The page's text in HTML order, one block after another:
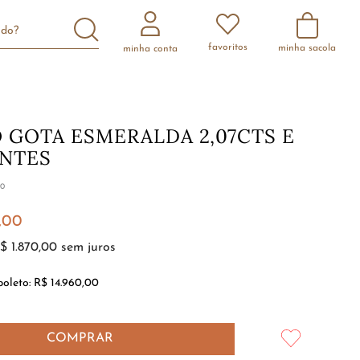
minha conta favoritos
GOTA ESMERALDA 2,07CTS E
00
1.870,00 sem juros
R$ 14.960,00
COMPRAR